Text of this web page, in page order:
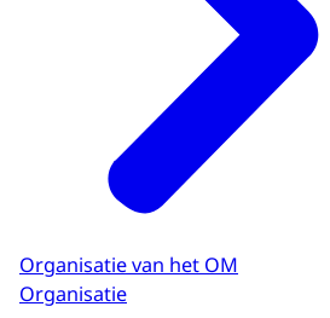
Organisatie van het OM
Organisatie